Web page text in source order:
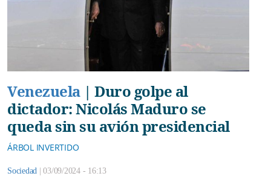
Venezuela| Duro golpe al
dictador: Nicolás Maduro se
queda sin su avión presidencial
ÁRBOL INVERTIDO
Sociedad |03/09/2024 - 16:13